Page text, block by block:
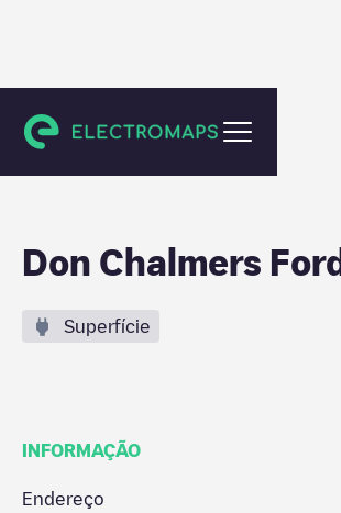
Albuquerque
Don Chalmers Ford
Superfície
INFORMAÇÃO
Endereço